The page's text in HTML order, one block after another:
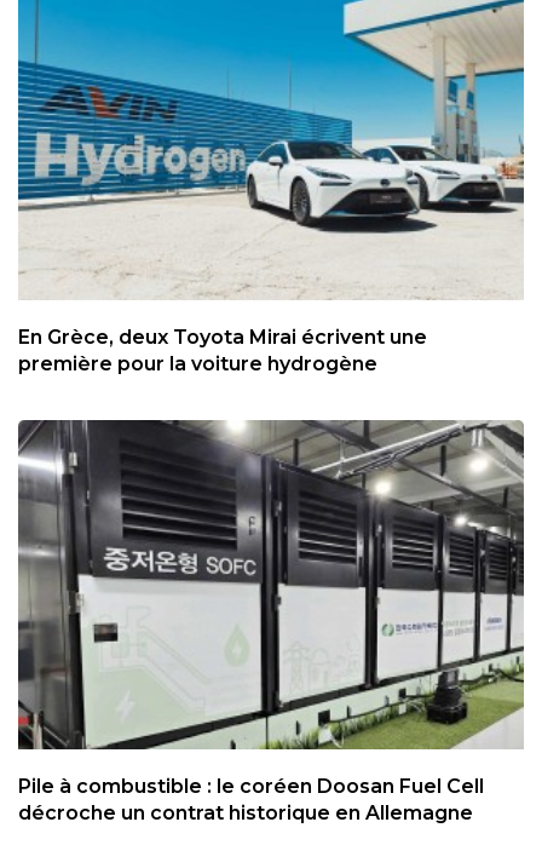
En Grèce, deux Toyota Mirai écrivent une
première pour la voiture hydrogène
Pile à combustible : le coréen Doosan Fuel Cell
décroche un contrat historique en Allemagne